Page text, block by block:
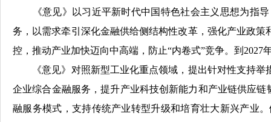
《意见》以习近平新时代中国特色社会主义思想为指导
务，以需求牵引深化金融供给侧结构性改革，强化产业政
控，推动产业加快迈向中高端，防止“内卷式”竞争。到
《意见》对照新型工业化重点领域，提出针对性支持举
企业综合金融服务，提升产业科技创新能力和产业链供应
融服务模式，支持传统产业转型升级和培育壮大新兴产业